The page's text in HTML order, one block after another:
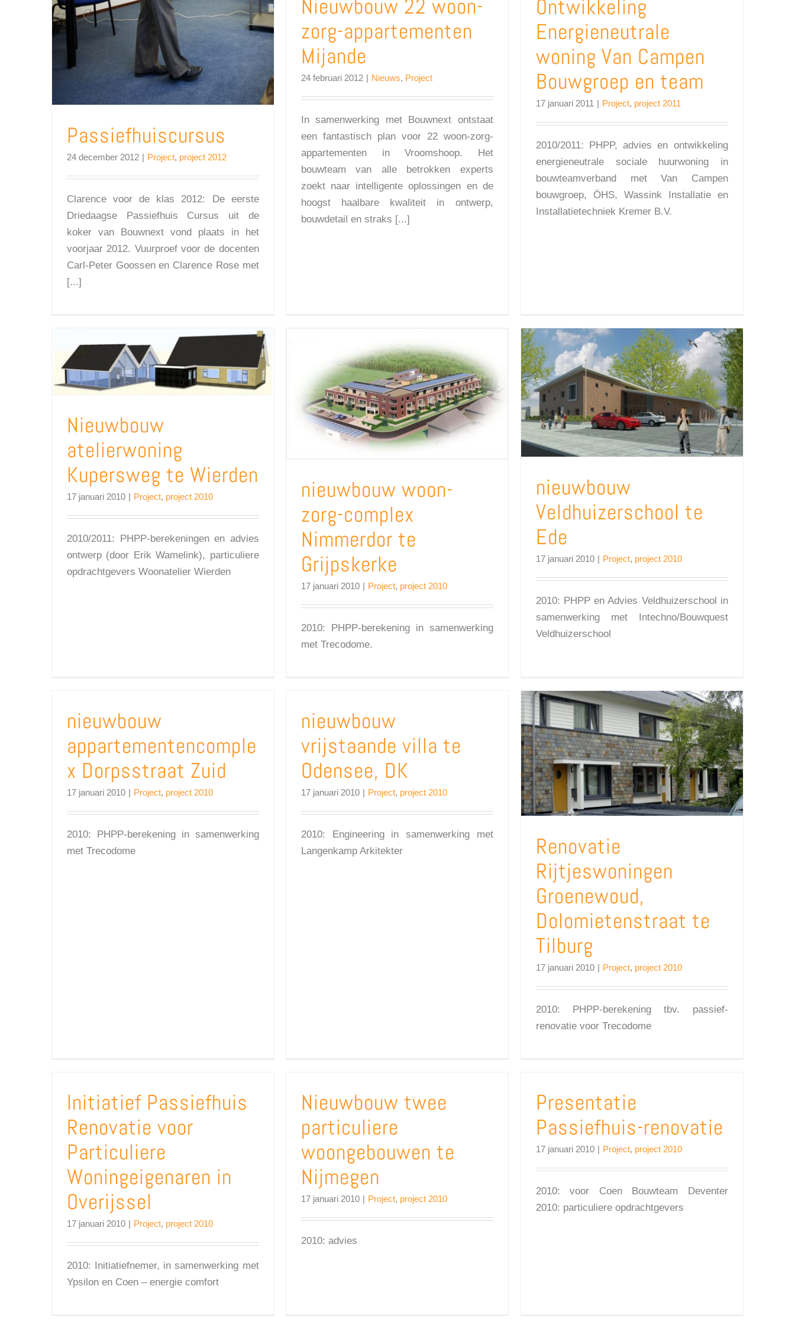
Passiefhuiscursus
24 december 2012 | Project, project 2012
Clarence voor de klas 2012: De eerste
Driedaagse Passiefhuis Cursus uit de
koker van Bouwnext vond plaats in het
voorjaar 2012. Vuurproef voor de docenten
Carl-Peter Goossen en Clarence Rose met
[...]
Nieuwbouw 22 woon-
zorg-appartementen
Mijande
24 februari 2012 | Nieuws, Project
In samenwerking met Bouwnext ontstaat
een fantastisch plan voor 22 woon-zorg-
appartementen in Vroomshoop. Het
bouwteam van alle betrokken experts
zoekt naar intelligente oplossingen en de
hoogst haalbare kwaliteit in ontwerp,
bouwdetail en straks [...]
Ontwikkeling
Energieneutrale
woning Van Campen
Bouwgroep en team
17 januari 2011 | Project, project 2011
2010/2011: PHPP, advies en ontwikkeling
energieneutrale sociale huurwoning in
bouwteamverband met Van Campen
bouwgroep, ÖHS, Wassink Installatie en
Installatietechniek Kremer B.V.
Nieuwbouw
atelierwoning
Kupersweg te Wierden
17 januari 2010 Project, project 2010
2010/2011: PHPP-berekeningen en advies
ontwerp (door Erik Wamelink), particuliere
opdrachtgevers Woonatelier Wierden
nieuwbouw woon-
zorg-complex
Nimmerdor te
Grijpskerke
17 januari 2010 | Project, project 2010
2010: PHPP-berekening in samenwerking
met Trecodome.
nieuwbouw
Veldhuizerschool te
Ede
17 januari 2010 | Project, project 2010
2010: PHPP en Advies Veldhuizerschool in
samenwerking met Intechno/Bouwquest
Veldhuizerschool
nieuwbouw
appartementencomple
x Dorpsstraat Zuid
17 januari 2010 | Project, project 2010
2010: PHPP-berekening in samenwerking
met Trecodome
nieuwbouw
vrijstaande villa te
Odensee, DK
17 januari 2010 | Project, project 2010
2010: Engineering in samenwerking met
Langenkamp Arkitekter
Renovatie
Rijtjeswoningen
Groenewoud,
Dolomietenstraat te
Tilburg
17 januari 2010 | Project, project 2010
2010: PHPP-berekening tbv. passief-
renovatie voor Trecodome
Initiatief Passiefhuis
Renovatie voor
Particuliere
Woningeigenaren in
Overijssel
17 januari 2010 | Project, project 2010
2010: Initiatiefnemer, in samenwerking met
Ypsilon en Coen – energie comfort
Nieuwbouw twee
particuliere
woongebouwen te
Nijmegen
17 januari 2010 | Project, project 2010
2010: advies
Presentatie
Passiefhuis-renovatie
17 januari 2010 | Project, project 2010
2010: voor Coen Bouwteam Deventer
2010: particuliere opdrachtgevers